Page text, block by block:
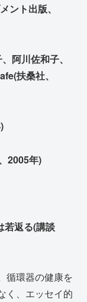
ント出版、
阿川佐和子、
扶桑社、
2005年)
若返る(講談
循環器の健康を
く、エッセイ的